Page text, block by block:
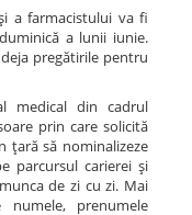
a farmacistului va fi
a lunii iunie.
pregătirile pentru
medical din cadrul
prin care solicită
ţară să nominalizeze
parcursul carierei şi
de zi cu zi. Mai
prenumele